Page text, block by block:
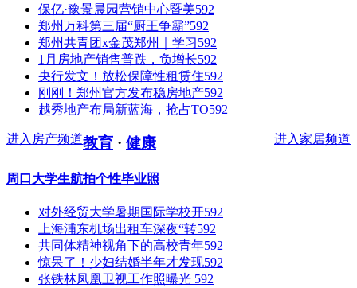
保亿·豫景晨园营销中心暨美592
郑州万科第三届“厨王争霸”592
郑州共青团x金茂郑州｜学习592
1月房地产销售普跌，负增长592
央行发文！放松保障性租赁住592
刚刚！郑州官方发布稳房地产592
越秀地产布局新蓝海，抢占TO592
进入房产频道 进入家居频道
教育 · 健康
周口大学生航拍个性毕业照
对外经贸大学暑期国际学校开592
上海浦东机场出租车深夜“转592
共同体精神视角下的高校青年592
惊呆了！少妇结婚半年才发现592
张铁林凤凰卫视工作照曝光 592